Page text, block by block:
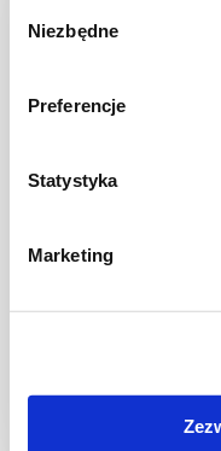
zgody
Niezbędne
Preferencje
Statystyka
Marketing
CIASTA I TORTY
frużeliną